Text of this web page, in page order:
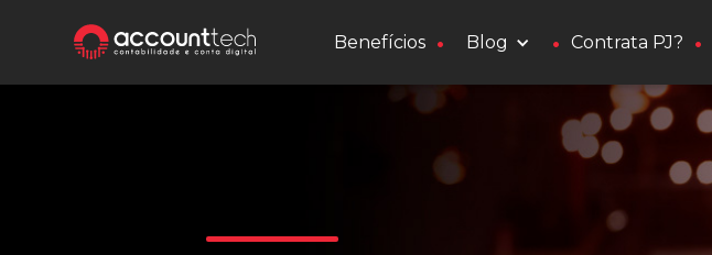
Benefícios • Blog • Contrata PJ? •